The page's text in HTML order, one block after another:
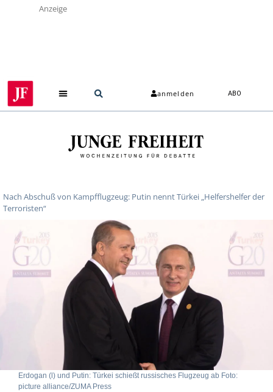
Anzeige
anmelden ABO
Nach Abschuß von Kampfflugzeug: Putin nennt Türkei „Helfershelfer der
Terroristen“
Erdogan (l) und Putin: Türkei schießt russisches Flugzeug ab Foto:
picture alliance/ZUMA Press